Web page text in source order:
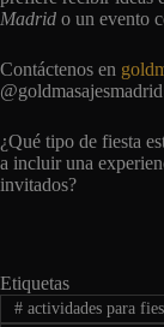
Madrid o un evento
Contáctenos en
¿Qué tipo de fiesta
a incluir una
invitados?
Etiquetas
#actividades para